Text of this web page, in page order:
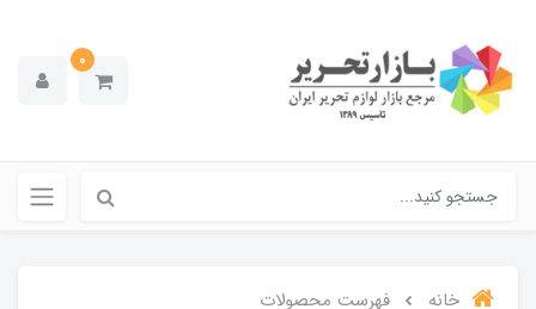
0
خانه
فهرست محصولات